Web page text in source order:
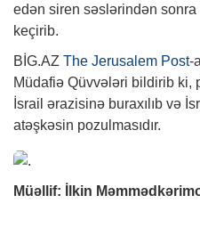
edən siren səslərindən
keçirib.
BİG.AZ The Jerusalem Post-
Müdafiə Qüvvələri bildirib ki,
İsrail ərazisinə buraxılıb və
atəşkəsin pozulmasıdır.
Müəllif: İlkin